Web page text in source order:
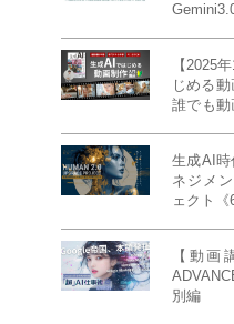
【2025
じめる
誰でも動
生成AI時
ネジメ
ェクト《
【動画
別編